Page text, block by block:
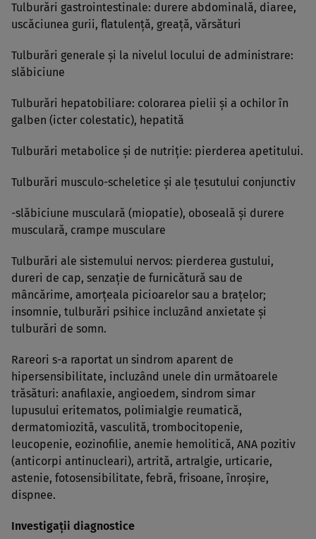
Tulburări gastrointestinale: durere abdominală, diaree,
uscăciunea gurii, flatulenţă, greaţă, vărsături
Tulburări generale şi la nivelul locului de administrare:
slăbiciune
Tulburări hepatobiliare: colorarea pielii şi a ochilor în
galben (icter colestatic), hepatită
Tulburări metabolice şi de nutriţie: pierderea apetitului.
Tulburări musculo-scheletice şi ale ţesutului conjunctiv
-slăbiciune musculară (miopatie), oboseală şi durere
musculară, crampe musculare
Tulburări ale sistemului nervos: pierderea gustului,
dureri de cap, senzaţie de furnicătură sau de
mâncărime, amorţeala picioarelor sau a braţelor;
insomnie, tulburări psihice incluzând anxietate şi
tulburări de somn.
Rareori s-a raportat un sindrom aparent de
hipersensibilitate, incluzând unele din următoarele
trăsături: anafilaxie, angioedem, sindrom simar
lupusului eritematos, polimialgie reumatică,
dermatomiozită, vasculită, trombocitopenie,
leucopenie, eozinofilie, anemie hemolitică, ANA pozitiv
(anticorpi antinucleari), artrită, artralgie, urticarie,
astenie, fotosensibilitate, febră, frisoane, înroşire,
dispnee.
Investigaţii diagnostice